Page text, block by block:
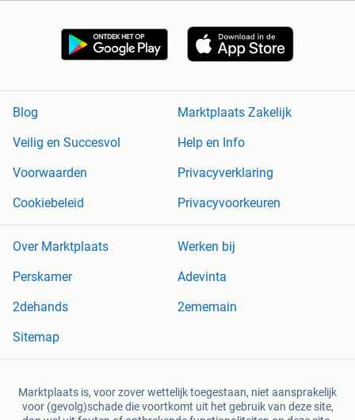
Blog
Marktplaats Zakelijk
Veilig en Succesvol
Help en Info
Voorwaarden
Privacyverklaring
Cookiebeleid
Privacyvoorkeuren
Over Marktplaats
Werken bij
Perskamer
Adevinta
2dehands
2ememain
Sitemap
Marktplaats is, voor zover wettelijk toegestaan, niet aansprakelijk
voor (gevolg)schade die voortkomt uit het gebruik van deze site,